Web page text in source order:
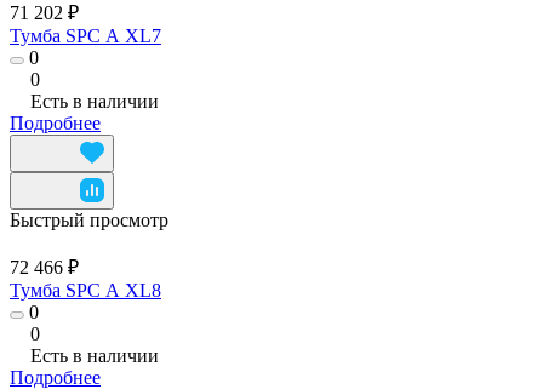
71 202 ₽
Тумба SPC А XL7
0
0
Есть в наличии
Подробнее
Быстрый просмотр
72 466 ₽
Тумба SPC А XL8
0
0
Есть в наличии
Подробнее